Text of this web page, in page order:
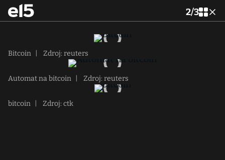
2/3
Bitcoin Zdroj: reuters
Automat na bitcoin Zdroj: reuters
bitcoin Zdroj: ctk